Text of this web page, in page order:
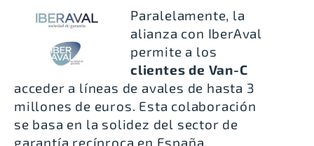
Paralelamente, la
alianza con IberAval
permite a los
clientes de Van-C
acceder a líneas de avales de hasta 3
millones de euros. Esta colaboración
se basa en la solidez del sector de
garantía recíproca en España.